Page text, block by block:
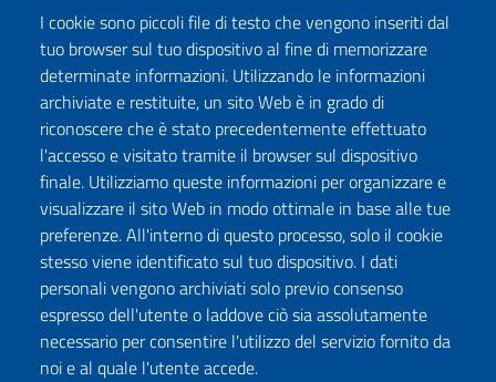
I cookie sono piccoli file di testo che vengono inseriti dal
tuo browser sul tuo dispositivo al fine di memorizzare
determinate informazioni. Utilizzando le informazioni
archiviate e restituite, un sito Web è in grado di
riconoscere che è stato precedentemente effettuato
l'accesso e visitato tramite il browser sul dispositivo
finale. Utilizziamo queste informazioni per organizzare e
visualizzare il sito Web in modo ottimale in base alle tue
preferenze. All'interno di questo processo, solo il cookie
stesso viene identificato sul tuo dispositivo. I dati
personali vengono archiviati solo previo consenso
espresso dell'utente o laddove ciò sia assolutamente
necessario per consentire l'utilizzo del servizio fornito da
noi e al quale l'utente accede.